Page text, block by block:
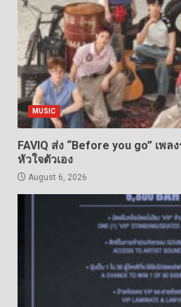
MUSIC
FAVIQ ส่ง “Before you go” เพ
หัวใจตัวเอง
August 6, 2026